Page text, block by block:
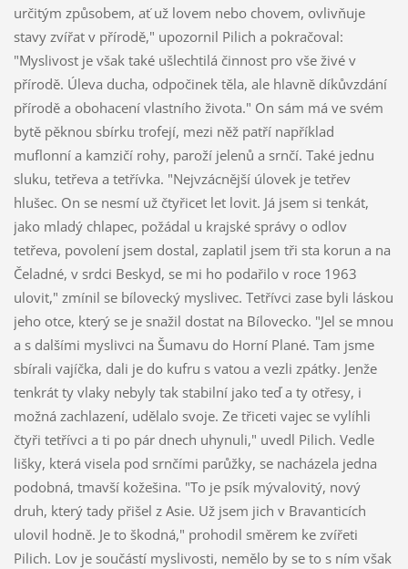
určitým způsobem, ať už lovem nebo chovem, ovlivňuje
stavy zvířat v přírodě," upozornil Pilich a pokračoval:
"Myslivost je však také ušlechtilá činnost pro vše živé v
přírodě. Úleva ducha, odpočinek těla, ale hlavně díkůvzdání
přírodě a obohacení vlastního života." On sám má ve svém
bytě pěknou sbírku trofejí, mezi něž patří například
muflonní a kamzičí rohy, paroží jelenů a srnčí. Také jednu
sluku, tetřeva a tetřívka. "Nejvzácnější úlovek je tetřev
hlušec. On se nesmí už čtyřicet let lovit. Já jsem si tenkát,
jako mladý chlapec, požádal u krajské správy o odlov
tetřeva, povolení jsem dostal, zaplatil jsem tři sta korun a na
Čeladné, v srdci Beskyd, se mi ho podařilo v roce 1963
ulovit," zmínil se bílovecký myslivec. Tetřívci zase byli láskou
jeho otce, který se je snažil dostat na Bílovecko. "Jel se mnou
a s dalšími myslivci na Šumavu do Horní Plané. Tam jsme
sbírali vajíčka, dali je do kufru s vatou a vezli zpátky. Jenže
tenkrát ty vlaky nebyly tak stabilní jako teď a ty otřesy, i
možná zachlazení, udělalo svoje. Ze třiceti vajec se vylíhli
čtyři tetřívci a ti po pár dnech uhynuli," uvedl Pilich. Vedle
lišky, která visela pod srnčími parůžky, se nacházela jedna
podobná, tmavší kožešina. "To je psík mývalovitý, nový
druh, který tady přišel z Asie. Už jsem jich v Bravanticích
ulovil hodně. Je to škodná," prohodil směrem ke zvířeti
Pilich. Lov je součástí myslivosti, nemělo by se to s ním však